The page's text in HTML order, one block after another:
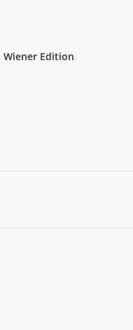
Wiener Edition